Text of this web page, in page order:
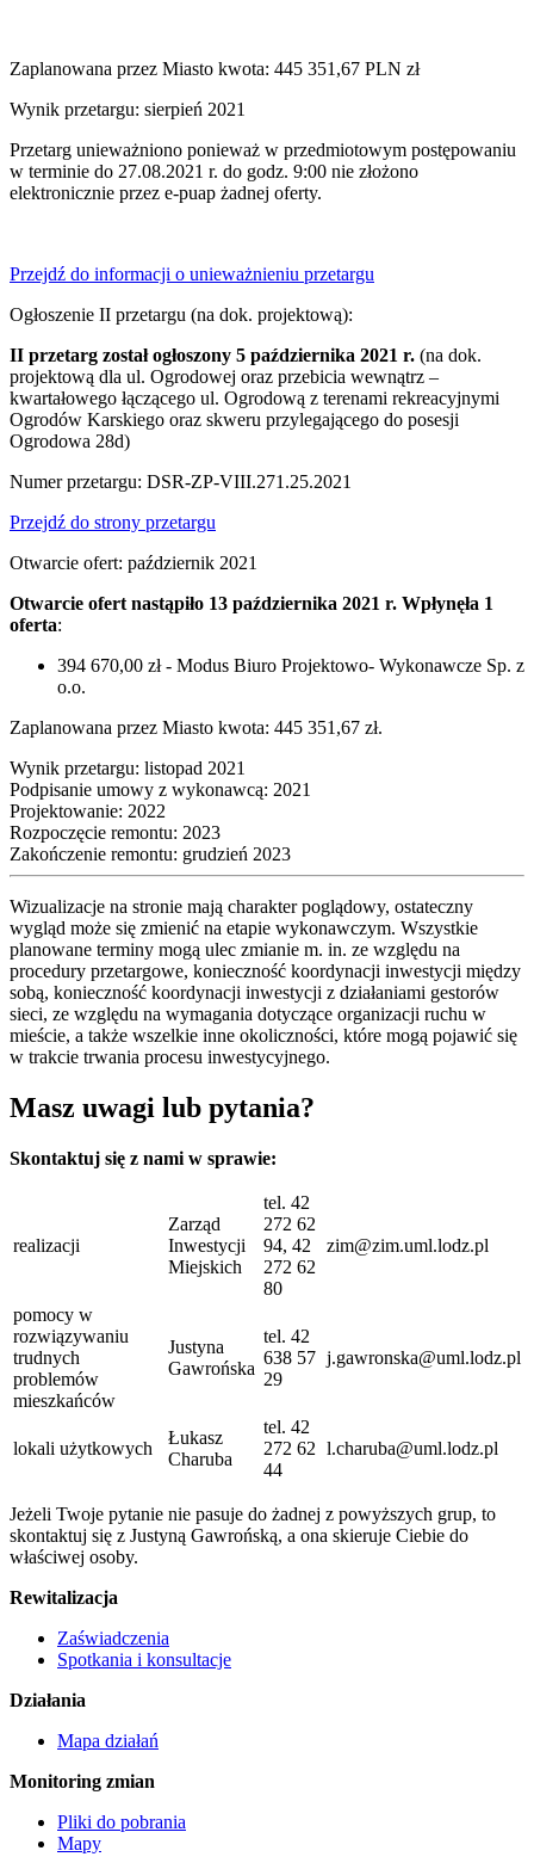
Zaplanowana przez Miasto kwota: 445 351,67 PLN zł
Wynik przetargu: sierpień 2021
Przetarg unieważniono ponieważ w przedmiotowym postępowaniu
w terminie do 27.08.2021 r. do godz. 9:00 nie złożono
elektronicznie przez e-puap żadnej oferty.
Przejdź do informacji o unieważnieniu przetargu
Ogłoszenie II przetargu (na dok. projektową):
II przetarg został ogłoszony 5 października 2021 r. (na dok.
projektową dla ul. Ogrodowej oraz przebicia wewnątrz –
kwartałowego łączącego ul. Ogrodową z terenami rekreacyjnymi
Ogrodów Karskiego oraz skweru przylegającego do posesji
Ogrodowa 28d)
Numer przetargu: DSR-ZP-VIII.271.25.2021
Przejdź do strony przetargu
Otwarcie ofert: październik 2021
Otwarcie ofert nastąpiło 13 października 2021 r. Wpłynęła 1
oferta:
394 670,00 zł - Modus Biuro Projektowo- Wykonawcze Sp. z
o.o.
Zaplanowana przez Miasto kwota: 445 351,67 zł.
Wynik przetargu: listopad 2021
Podpisanie umowy z wykonawcą: 2021
Projektowanie: 2022
Rozpoczęcie remontu: 2023
Zakończenie remontu: grudzień 2023
Wizualizacje na stronie mają charakter poglądowy, ostateczny
wygląd może się zmienić na etapie wykonawczym. Wszystkie
planowane terminy mogą ulec zmianie m. in. ze względu na
procedury przetargowe, konieczność koordynacji inwestycji między
sobą, konieczność koordynacji inwestycji z działaniami gestorów
sieci, ze względu na wymagania dotyczące organizacji ruchu w
mieście, a także wszelkie inne okoliczności, które mogą pojawić się
w trakcie trwania procesu inwestycyjnego.
Masz uwagi lub pytania?
Skontaktuj się z nami w sprawie:
realizacji
Zarząd
Inwestycji
Miejskich
tel. 42
272 62
94, 42
272 62
80
zim@zim.uml.lodz.pl
pomocy w
rozwiązywaniu
trudnych
problemów
mieszkańców
Justyna
Gawrońska
tel. 42
638 57
29
j.gawronska@uml.lodz.pl
lokali użytkowych
Łukasz
Charuba
tel. 42
272 62
44
l.charuba@uml.lodz.pl
Jeżeli Twoje pytanie nie pasuje do żadnej z powyższych grup, to
skontaktuj się z Justyną Gawrońską, a ona skieruje Ciebie do
właściwej osoby.
Rewitalizacja
Zaświadczenia
Spotkania i konsultacje
Działania
Mapa działań
Monitoring zmian
Pliki do pobrania
Mapy